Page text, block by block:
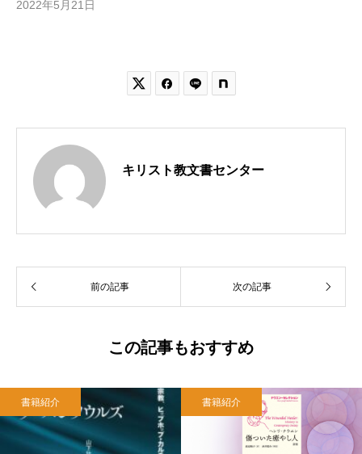
2022年5月21日
 
キリスト教文書センター
前の記事 次の記事
この記事もおすすめ
書籍紹介 書籍紹介